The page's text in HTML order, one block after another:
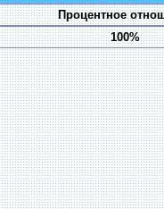
Процентное
100%